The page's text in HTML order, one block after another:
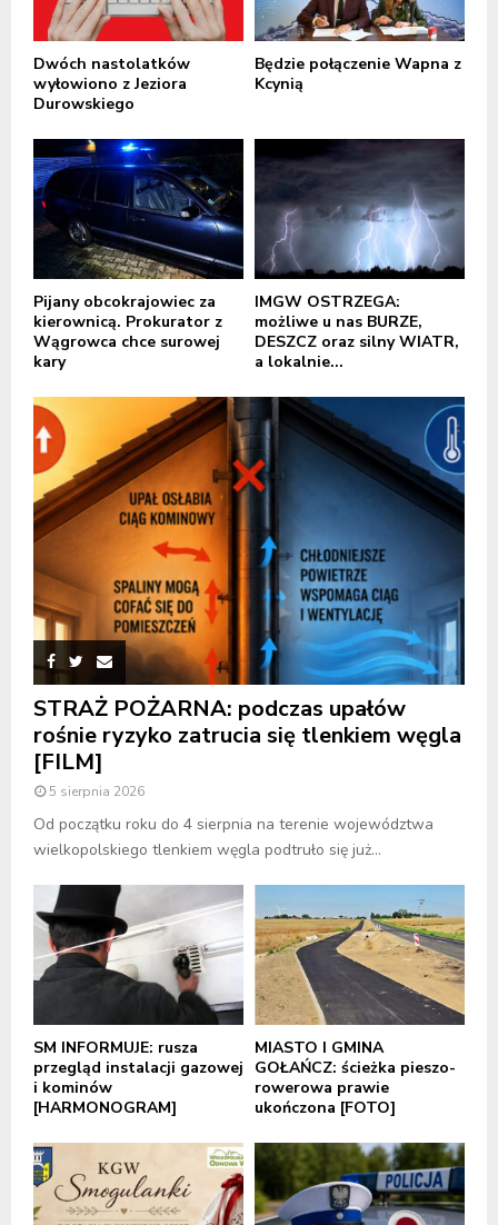
Dwóch nastolatków
wyłowiono z Jeziora
Durowskiego
Będzie połączenie Wapna z
Kcynią
Pijany obcokrajowiec za
kierownicą. Prokurator z
Wągrowca chce surowej
kary
IMGW OSTRZEGA:
możliwe u nas BURZE,
DESZCZ oraz silny WIATR,
a lokalnie...
STRAŻ POŻARNA: podczas upałów
rośnie ryzyko zatrucia się tlenkiem węgla
[FILM]
5 sierpnia 2026
Od początku roku do 4 sierpnia na terenie województwa
wielkopolskiego tlenkiem węgla podtruło się już...
SM INFORMUJE: rusza
przegląd instalacji gazowej
i kominów
[HARMONOGRAM]
MIASTO I GMINA
GOŁAŃCZ: ścieżka pieszo-
rowerowa prawie
ukończona [FOTO]